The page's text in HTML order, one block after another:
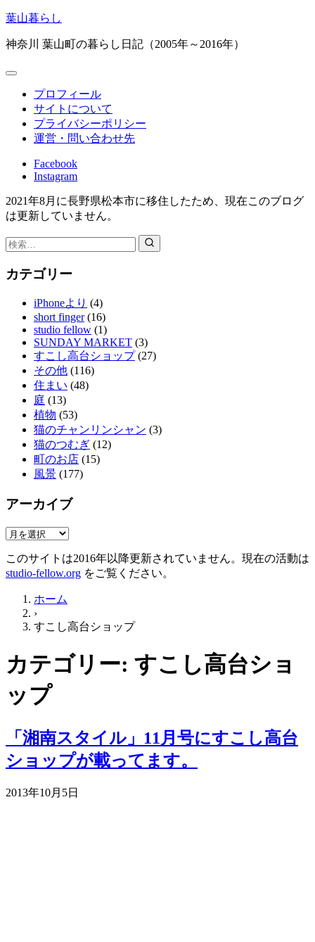
コ
テ
ツ
葉山暮らし
神奈川 葉山町の暮らし日記（2005年～2016年）
プロフィール
サイトについて
プライバシーポリシー
運営・問い合わせ先
Facebook
Instagram
2021年8月に長野県松本市に移住したため、現在このブログ
は更新していません。
検
索：
カテゴリー
iPhoneより (4)
short finger(16)
studio fellow (1)
SUNDAY MARKET (3)
すこし高台ショップ(27)
その他 (116)
住まい (48)
庭 (13)
植物 (53)
猫のチャンリンシャン (3)
猫のつむぎ (12)
町のお店 (15)
風景 (177)
アーカイブ
ア
カ
イ
このサイトは2016年以降更新されていません。現在の活動は
studio-fellow.org をご覧ください。
ホーム
›
すこし高台ショップ
カテゴリー: すこし高台ショ
ップ
「湘南スタイル」11月号にすこし高台
ショップが載ってます。
2013年10月5日